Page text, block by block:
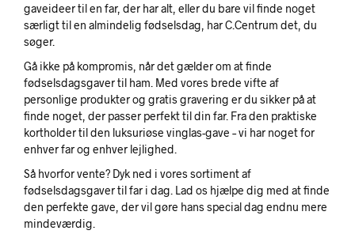
gaveideer til en far, der har alt, eller du bare vil finde noget
særligt til en almindelig fødselsdag, har C.Centrum det, du
søger.
Gå ikke på kompromis, når det gælder om at finde
fødselsdagsgaver til ham. Med vores brede vifte af
personlige produkter og gratis gravering er du sikker på at
finde noget, der passer perfekt til din far. Fra den praktiske
kortholder til den luksuriøse vinglas-gave – vi har noget for
enhver far og enhver lejlighed.
Så hvorfor vente? Dyk ned i vores sortiment af
fødselsdagsgaver til far i dag. Lad os hjælpe dig med at finde
den perfekte gave, der vil gøre hans special dag endnu mere
mindeværdig.